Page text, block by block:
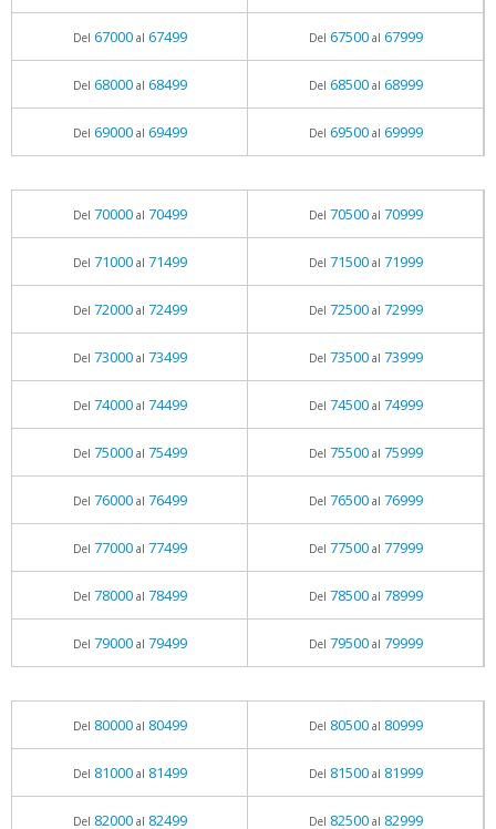
Del 67000al 67499 Del 67500al 67999
Del 68000al 68499 Del 68500al 68999
Del 69000al 69499 Del 69500al 69999
Del 70000al 70499 Del 70500al 70999
Del 71000al 71499 Del 71500al 71999
Del 72000al 72499 Del 72500al 72999
Del 73000al 73499 Del 73500al 73999
Del 74000al 74499 Del 74500al 74999
Del 75000al 75499 Del 75500al 75999
Del 76000al 76499 Del 76500al 76999
Del 77000al 77499 Del 77500al 77999
Del 78000al 78499 Del 78500al 78999
Del 79000al 79499 Del 79500al 79999
Del 80000al 80499 Del 80500al 80999
Del 81000al 81499 Del 81500al 81999
Del 82000al 82499 Del 82500al 82999